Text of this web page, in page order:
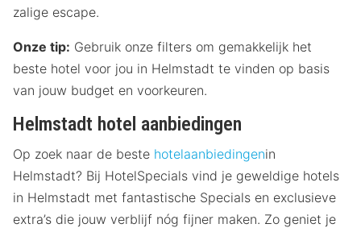
zalige escape.
Onze tip: Gebruik onze filters om gemakkelijk het
beste hotel voor jou in Helmstadt te vinden op basis
van jouw budget en voorkeuren.
Helmstadt hotel aanbiedingen
Op zoek naar de beste hotelaanbiedingenin
Helmstadt? Bij HotelSpecials vind je geweldige hotels
in Helmstadt met fantastische Specials en exclusieve
extra’s die jouw verblijf nóg fijner maken. Zo geniet je